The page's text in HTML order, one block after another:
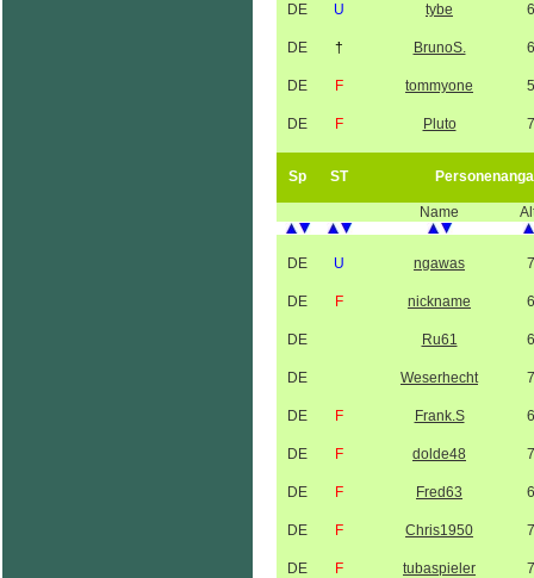
DE U tybe
DE † BrunoS.
DE F tommyone
DE F Pluto
Sp ST
Name
DE U ngawas
DE F nickname
DE Ru61
DE Weserhecht
DE F Frank.S
DE F dolde48
DE F Fred63
DE F Chris1950
DE F tubaspieler